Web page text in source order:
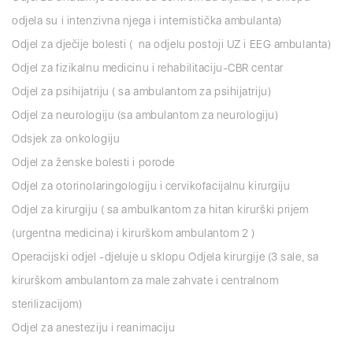
odjela su i intenzivna njega i internistička ambulanta)
Odjel za dječije bolesti ( na odjelu postoji UZ i EEG ambulanta)
Odjel za fizikalnu medicinu i rehabilitaciju-CBR centar
Odjel za psihijatriju ( sa ambulantom za psihijatriju)
Odjel za neurologiju (sa ambulantom za neurologiju)
Odsjek za onkologiju
Odjel za ženske bolesti i porode
Odjel za otorinolaringologiju i cervikofacijalnu kirurgiju
Odjel za kirurgiju ( sa ambulkantom za hitan kirurški prijem
(urgentna medicina) i kirurškom ambulantom 2 )
Operacijski odjel -djeluje u sklopu Odjela kirurgije (3 sale, sa
kirurškom ambulantom za male zahvate i centralnom
sterilizacijom)
Odjel za anesteziju i reanimaciju